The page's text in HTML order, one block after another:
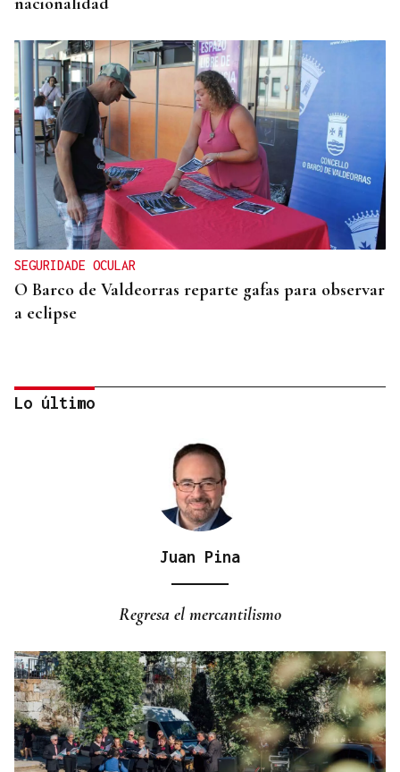
SEGURIDADE OCULAR
O Barco de Valdeorras reparte gafas para observar
a eclipse
Lo último
Juan Pina
Regresa el mercantilismo